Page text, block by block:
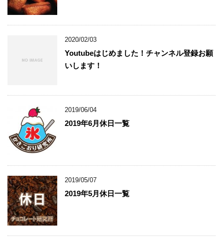
2020/02/03
Youtubeはじめました！チャンネル登録お願
いします！
2019/06/04
2019年6月休日一覧
2019/05/07
2019年5月休日一覧